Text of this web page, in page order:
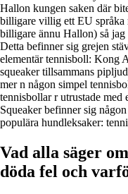
Hallon kungen saken där
billigare villig ett EU språka
billigare ännu Hallon) så
Detta befinner sig grejen
elementär tennisboll: Kong
squeaker tillsammans
mer n någon simpel
tennisbollar r utrustade
Squeaker befinner sig
populära hundleksaker:
Vad alla säger
döda fel och